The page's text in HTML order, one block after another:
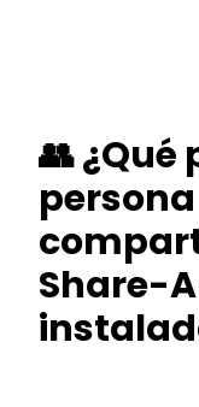
👥 ¿Qué
Share-